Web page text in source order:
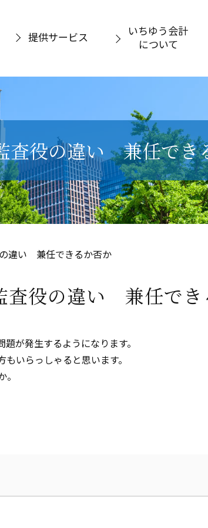
提供サービス
いちゆう会計
について
査役の違い 兼任でき
違い 兼任できるか否か
査役の違い 兼任でき
が発生するようになります。
いらっしゃると思います。